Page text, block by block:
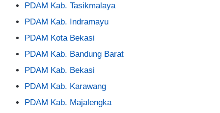
PDAM Kab. Tasikmalaya
PDAM Kab. Indramayu
PDAM Kota Bekasi
PDAM Kab. Bandung Barat
PDAM Kab. Bekasi
PDAM Kab. Karawang
PDAM Kab. Majalengka